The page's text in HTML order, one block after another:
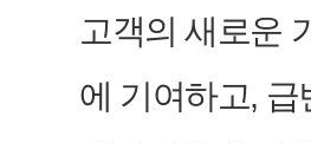
고객의 새로운
에 기여하고, 급